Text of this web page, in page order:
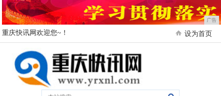
广告
重庆快讯网欢迎您~！ 设为首页